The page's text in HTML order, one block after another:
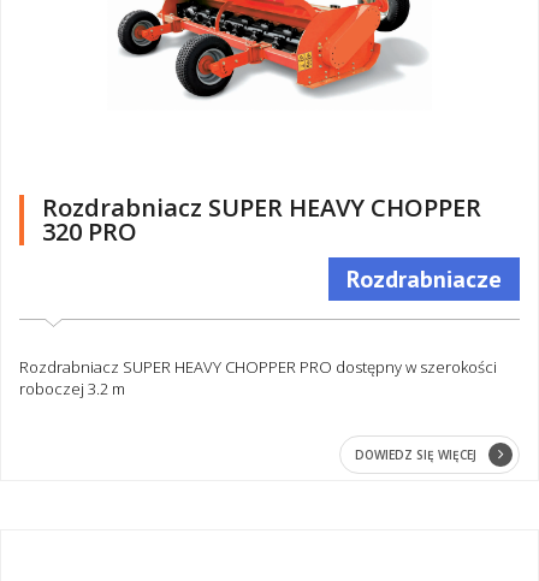
Rozdrabniacz SUPER HEAVY CHOPPER
320 PRO
Rozdrabniacze
Rozdrabniacz SUPER HEAVY CHOPPER PRO dostępny w szerokości
roboczej 3.2 m
DOWIEDZ SIĘ WIĘCEJ